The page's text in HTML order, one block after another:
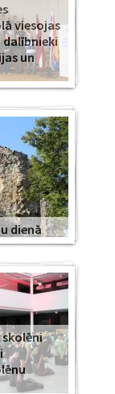
viesojas
un
dienā
skolēni